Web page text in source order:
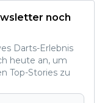
noch
Darts-Erlebnis
heute an, um
Top-Stories zu